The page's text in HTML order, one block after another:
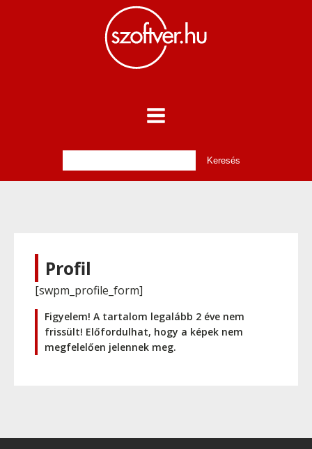
Profil
[swpm_profile_form]
Figyelem! A tartalom legalább 2 éve nem
frissült! Előfordulhat, hogy a képek nem
megfelelően jelennek meg.